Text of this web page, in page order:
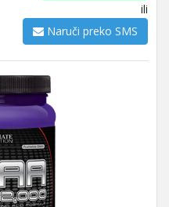
ili
Naruči preko SMS